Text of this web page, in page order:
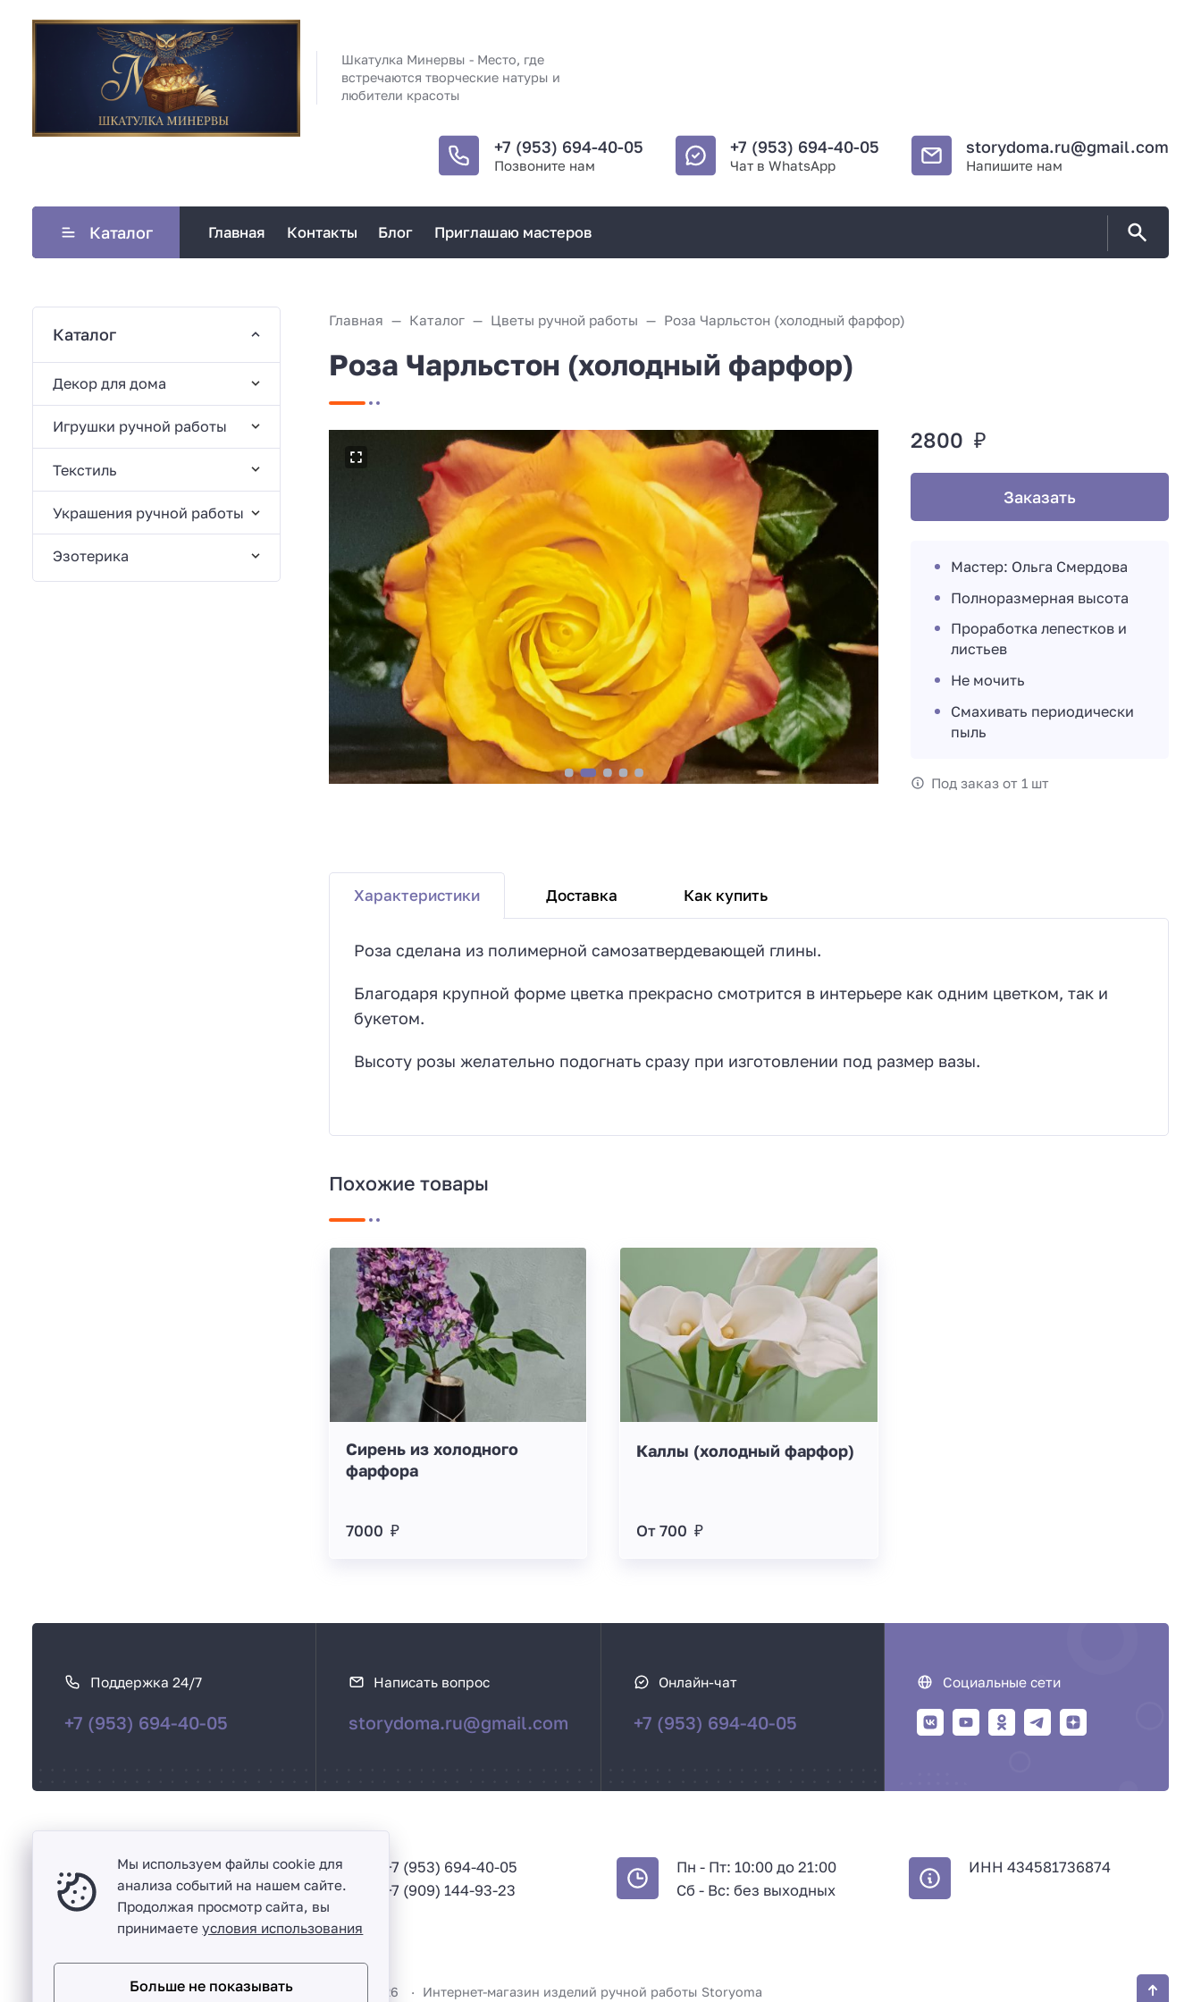
Шкатулка Минервы - Место, где
встречаются творческие натуры и
любители красоты
+7 (953) 694-40-05
Позвоните нам
+7 (953) 694-40-05
Чат в WhatsApp
storydoma.ru@gmail.com
Напишите нам
Каталог Главная Контакты Блог Приглашаю мастеров
Главная Каталог Цветы ручной работы Роза Чарльстон (холодный фарфор)
Роза Чарльстон (холодный фарфор)
2800 ₽
Заказать
Мастер: Ольга Смердова
Полноразмерная высота
Проработка лепестков и
листьев
Не мочить
Смахивать периодически
пыль
Под заказ от 1 шт
Характеристики Доставка Как купить
Роза сделана из полимерной самозатвердевающей глины.
Благодаря крупной форме цветка прекрасно смотрится в интерьере как одним цветком, так и
букетом.
Высоту розы желательно подогнать сразу при изготовлении под размер вазы.
Похожие товары
Сирень из холодного
фарфора
7000 ₽
Каллы (холодный фарфор)
От 700 ₽
Каталог
Декор для дома
Игрушки ручной работы
Текстиль
Украшения ручной работы
Эзотерика
з
Поддержка 24/7
+7 (953) 694-40-05
Написать вопрос
storydoma.ru@gmail.com
Онлайн-чат
+7 (953) 694-40-05
Социальные сети
Киров
+7 (953) 694-40-05
+7 (909) 144-93-23
Пн - Пт: 10:00 до 21:00
Сб - Вс: без выходных
ИНН 434581736874
Интернет-магазин изделий ручной работы © 2026 Интернет-магазин изделий ручной работы Storyoma
Мы используем файлы cookie для
анализа событий на нашем сайте.
Продолжая просмотр сайта, вы
принимаетеусловия использования
Больше не показывать